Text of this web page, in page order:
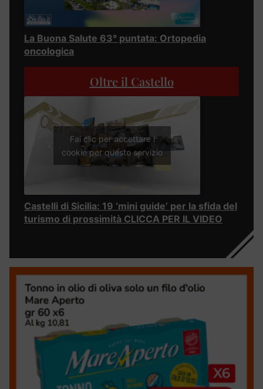
La Buona Salute 63° puntata: Ortopedia
oncologica
Oltre il Castello
Fai clic per accettare i
cookie per questo servizio
Castelli di Sicilia: 19 ‘mini guide’ per la sfida del
turismo di prossimità CLICCA PER IL VIDEO